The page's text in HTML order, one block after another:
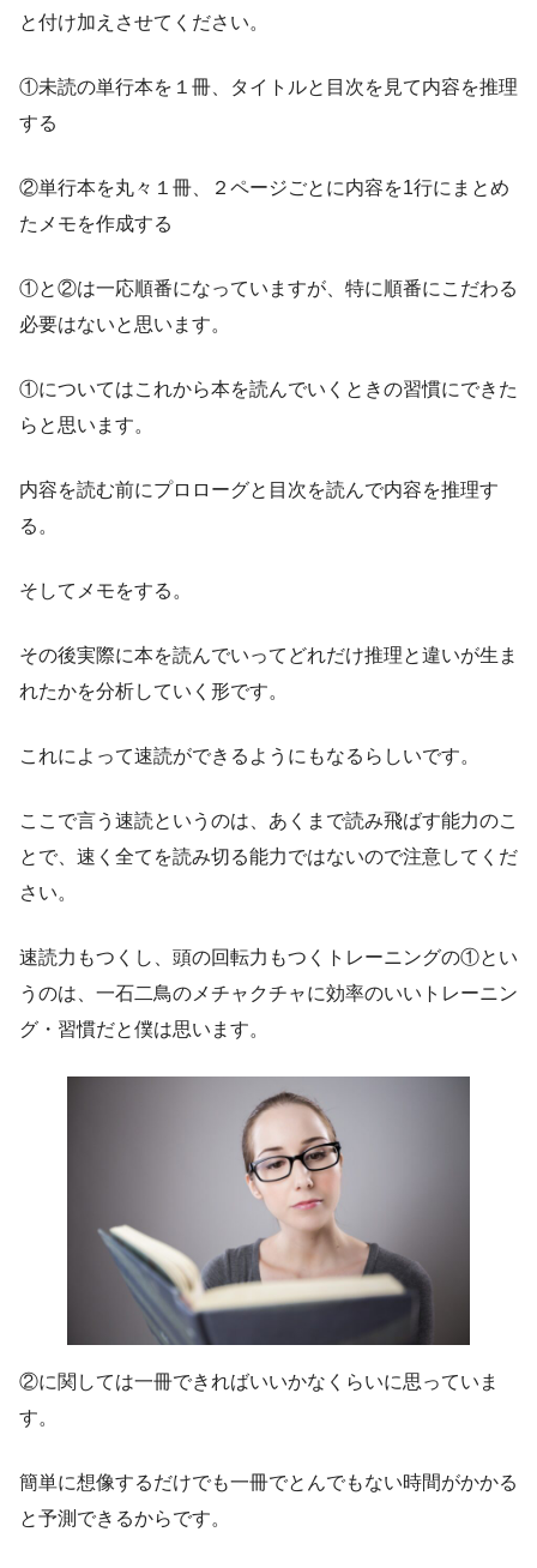
と付け加えさせてください。
①未読の単行本を１冊、タイトルと目次を見て内容を推理
する
②単行本を丸々１冊、２ページごとに内容を1行にまとめ
たメモを作成する
①と②は一応順番になっていますが、特に順番にこだわる
必要はないと思います。
①についてはこれから本を読んでいくときの習慣にできた
らと思います。
内容を読む前にプロローグと目次を読んで内容を推理す
る。
そしてメモをする。
その後実際に本を読んでいってどれだけ推理と違いが生ま
れたかを分析していく形です。
これによって速読ができるようにもなるらしいです。
ここで言う速読というのは、あくまで読み飛ばす能力のこ
とで、速く全てを読み切る能力ではないので注意してくだ
さい。
速読力もつくし、頭の回転力もつくトレーニングの①とい
うのは、一石二鳥のメチャクチャに効率のいいトレーニン
グ・習慣だと僕は思います。
②に関しては一冊できればいいかなくらいに思っていま
す。
簡単に想像するだけでも一冊でとんでもない時間がかかる
と予測できるからです。